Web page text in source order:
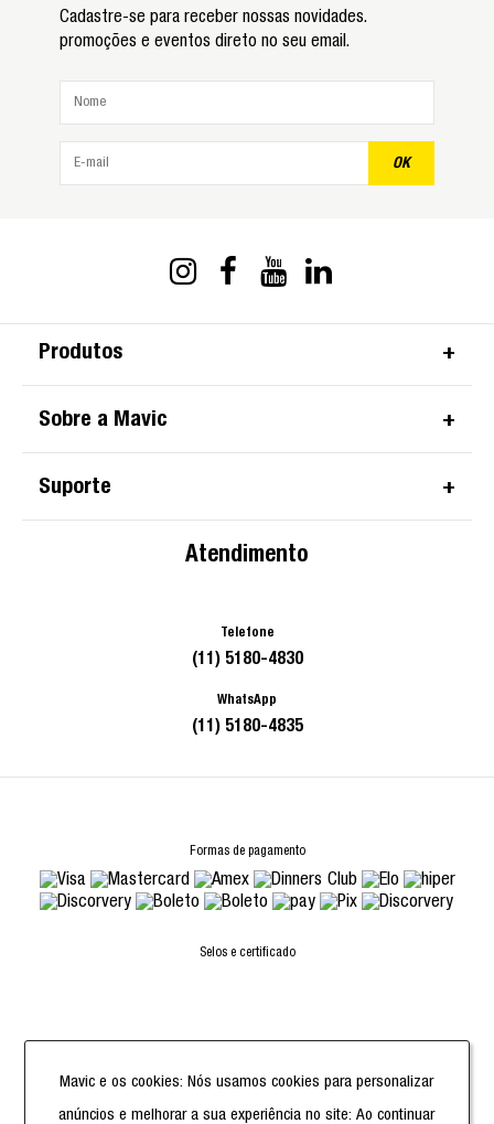
Cadastre-se para receber nossas novidades.
promoções e eventos direto no seu email.
OK
Produtos
Sobre a Mavic
Suporte
Atendimento
Telefone
(11) 5180-4830
WhatsApp
(11) 5180-4835
Formas de pagamento
Selos e certificado
Powered by
Mavic e os cookies: Nós usamos cookies para personalizar
anúncios e melhorar a sua experiência no site: Ao continuar